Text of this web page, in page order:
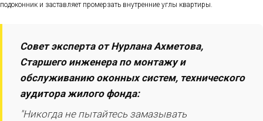
подоконник и заставляет промерзать внутренние углы квартиры.
Совет эксперта от Нурлана Ахметова,
Старшего инженера по монтажу и
обслуживанию оконных систем, технического
аудитора жилого фонда:
"Никогда не пытайтесь замазывать